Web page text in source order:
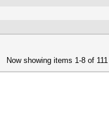
Now showing items 1-8 of 111